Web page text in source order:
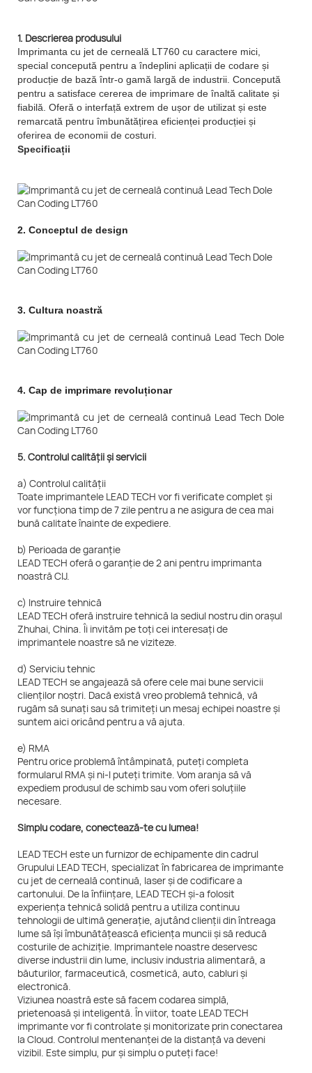
1. Descrierea produsului
Imprimanta cu jet de cerneală LT760 cu caractere mici,
special concepută pentru a îndeplini aplicații de codare și
producție de bază într-o gamă largă de industrii. Concepută
pentru a satisface cererea de imprimare de înaltă calitate și
fiabilă. Oferă o interfață extrem de ușor de utilizat și este
remarcată pentru îmbunătățirea eficienței producției și
oferirea de economii de costuri.
Specificații
2. Conceptul de design
3. Cultura noastră
4. Cap de imprimare revoluționar
5. Controlul calității și servicii
a) Controlul calității
Toate imprimantele LEAD TECH vor fi verificate complet și
vor funcționa timp de 7 zile pentru a ne asigura de cea mai
bună calitate înainte de expediere.
b) Perioada de garanție
LEAD TECH oferă o garanție de 2 ani pentru imprimanta
noastră CIJ.
c) Instruire tehnică
LEAD TECH oferă instruire tehnică la sediul nostru din orașul
Zhuhai, China. Îi invităm pe toți cei interesați de
imprimantele noastre să ne viziteze.
d) Serviciu tehnic
LEAD TECH se angajează să ofere cele mai bune servicii
clienților noștri. Dacă există vreo problemă tehnică, vă
rugăm să sunați sau să trimiteți un mesaj echipei noastre și
suntem aici oricând pentru a vă ajuta.
e) RMA
Pentru orice problemă întâmpinată, puteți completa
formularul RMA și ni-l puteți trimite. Vom aranja să vă
expediem produsul de schimb sau vom oferi soluțiile
necesare.
Simplu codare, conectează-te cu lumea!
LEAD TECH este un furnizor de echipamente din cadrul
Grupului LEAD TECH, specializat în fabricarea de imprimante
cu jet de cerneală continuă, laser și de codificare a
cartonului. De la înființare, LEAD TECH și-a folosit
experiența tehnică solidă pentru a utiliza continuu
tehnologii de ultimă generație, ajutând clienții din întreaga
lume să își îmbunătățească eficiența muncii și să reducă
costurile de achiziție. Imprimantele noastre deservesc
diverse industrii din lume, inclusiv industria alimentară, a
băuturilor, farmaceutică, cosmetică, auto, cabluri și
electronică.
Viziunea noastră este să facem codarea simplă,
prietenoasă și inteligentă. În viitor, toate LEAD TECH
imprimante vor fi controlate și monitorizate prin conectarea
la Cloud. Controlul mentenanței de la distanță va deveni
vizibil. Este simplu, pur și simplu o puteți face!